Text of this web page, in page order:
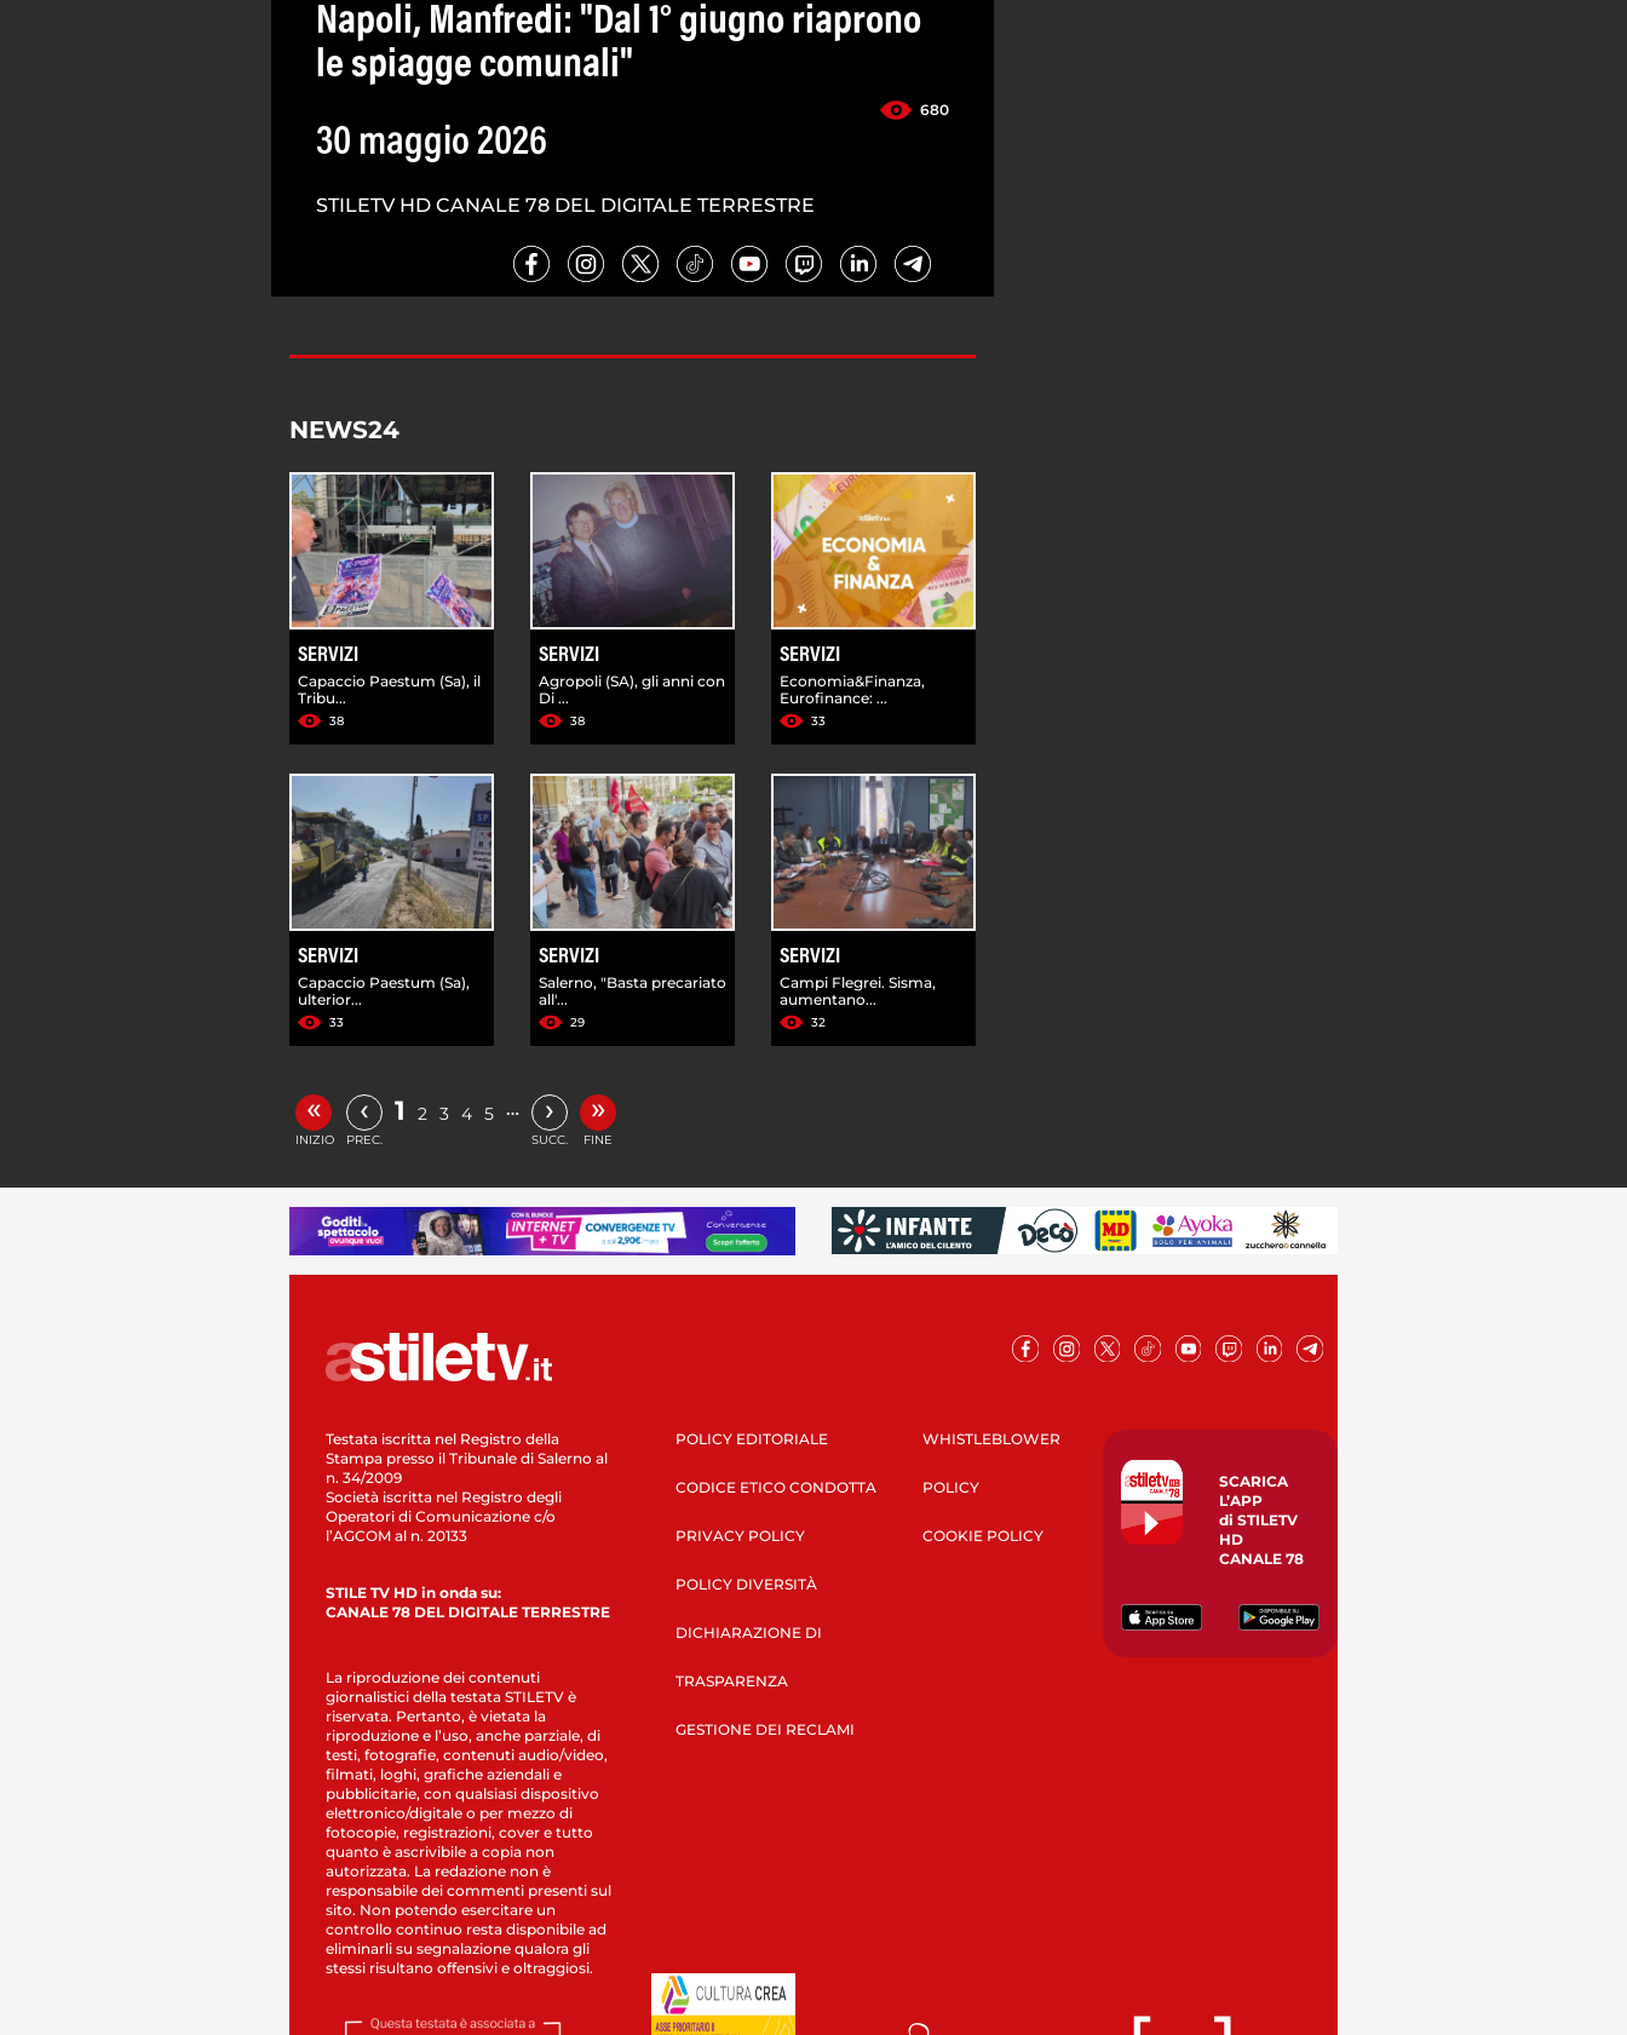
Napoli, Manfredi: "Dal 1° giugno riaprono
le spiagge comunali"
680
30 maggio 2026
STILETV HD CANALE 78 DEL DIGITALE TERRESTRE
NEWS24
SERVIZI
Capaccio Paestum (Sa), il
Tribu...
38
SERVIZI
Agropoli (SA), gli anni con
Di ...
38
SERVIZI
Economia&Finanza,
Eurofinance: ...
33
SERVIZI
Capaccio Paestum (Sa),
ulterior...
33
SERVIZI
Salerno, "Basta precariato
all'...
29
SERVIZI
Campi Flegrei. Sisma,
aumentano...
32
«
INIZIO
‹
PREC.
1 2 3 4 5 … ›
SUCC.
»
FINE
Testata iscritta nel Registro della
Stampa presso il Tribunale di Salerno al
n. 34/2009
Società iscritta nel Registro degli
Operatori di Comunicazione c/o
l’AGCOM al n. 20133
STILE TV HD in onda su:
CANALE 78 DEL DIGITALE TERRESTRE
La riproduzione dei contenuti
giornalistici della testata STILETV è
riservata. Pertanto, è vietata la
riproduzione e l’uso, anche parziale, di
testi, fotografie, contenuti audio/video,
filmati, loghi, grafiche aziendali e
pubblicitarie, con qualsiasi dispositivo
elettronico/digitale o per mezzo di
fotocopie, registrazioni, cover e tutto
quanto è ascrivibile a copia non
autorizzata. La redazione non è
responsabile dei commenti presenti sul
sito. Non potendo esercitare un
controllo continuo resta disponibile ad
eliminarli su segnalazione qualora gli
stessi risultano offensivi e oltraggiosi.
POLICY EDITORIALE
CODICE ETICO CONDOTTA
PRIVACY POLICY
POLICY DIVERSITÀ
DICHIARAZIONE DI
TRASPARENZA
GESTIONE DEI RECLAMI
WHISTLEBLOWER
POLICY
COOKIE POLICY
SCARICA
L’APP
di STILETV
HD
CANALE 78